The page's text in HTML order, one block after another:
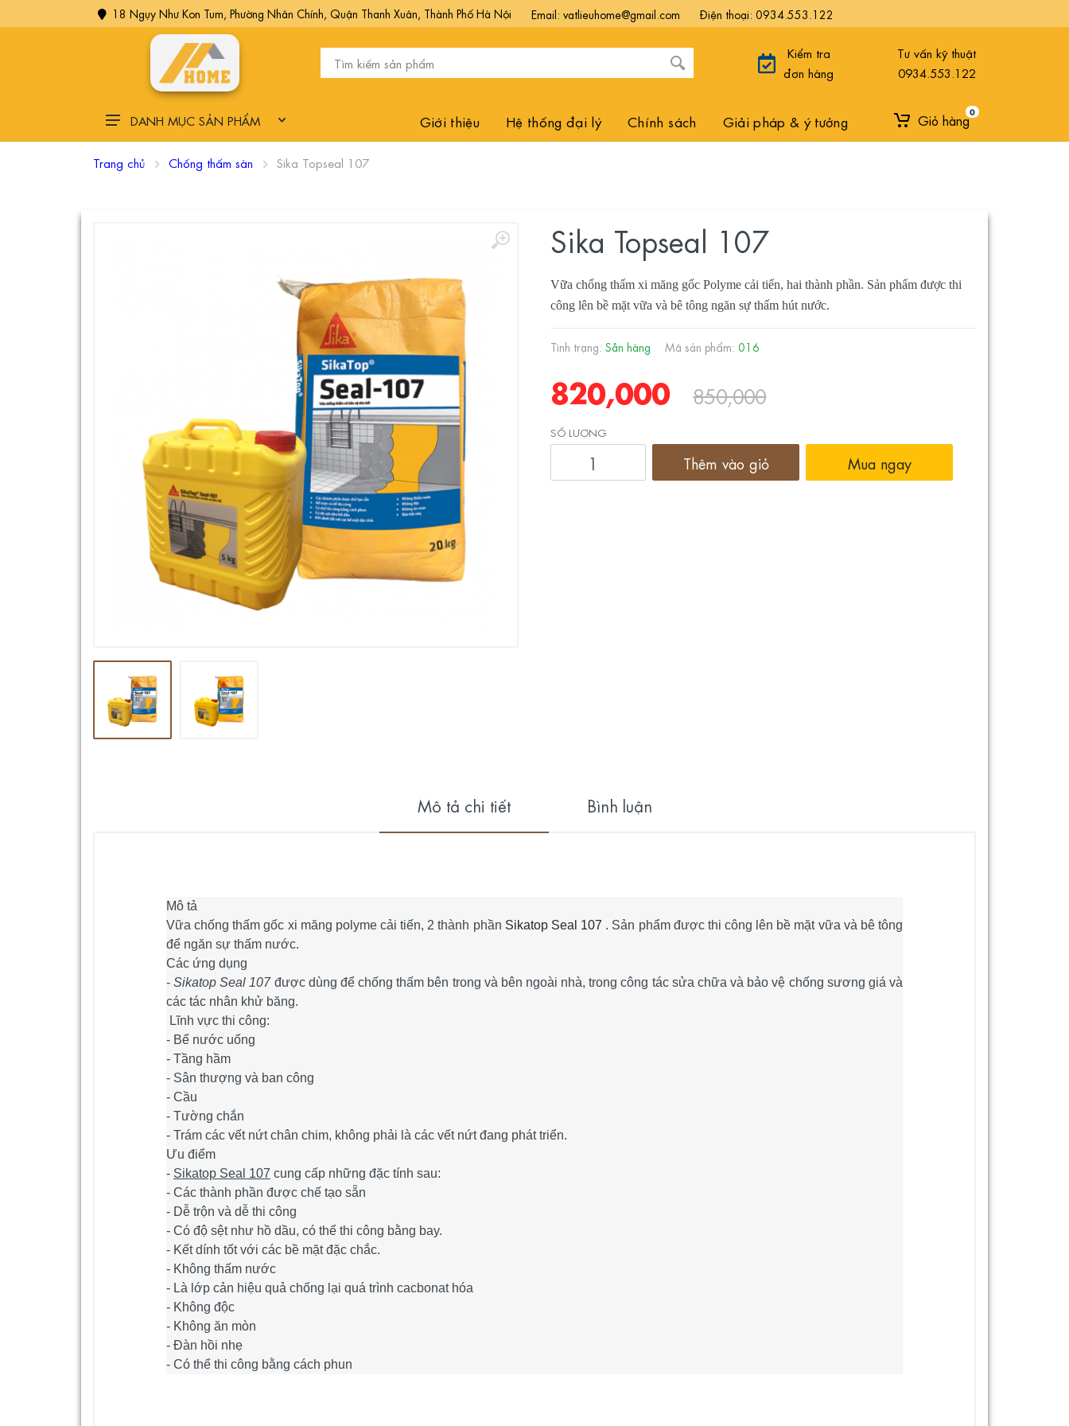
18 Ngụy Như Kon Tum, Phường Nhân Chính, Quận Thanh Xuân, Thành Phố Hà Nội Email: vatlieuhome@gmail.com Điện thoại: 0934.553.122
Kiểm tra
đơn hàng
Tư vấn kỹ thuật
0934.553.122
Chống Thấm
DANH MỤC SẢN PHẨM Giới thiệu Hệ thống đại lý Chính sách Giải pháp & ý tưởng Giỏ hàng
0
Trang chủ Chống thấm sàn Sika Topseal 107
Sika Topseal 107
Vữa chống thấm xi măng gốc Polyme cải tiến, hai thành phần. Sản phẩm được thi
công lên bề mặt vữa và bê tông ngăn sự thấm hút nước.
Tình trạng: Sẵn hàng Mã sản phẩm: 016
820,000 850,000
SỐ LƯỢNG
Thêm vào giỏ Mua ngay
Mô tả chi tiết Bình luận
Mô tả
Vữa chống thấm gốc xi măng polyme cải tiến, 2 thành phần Sikatop Seal 107 . Sản phẩm được thi công lên bề mặt vữa và bê tông
để ngăn sự thấm nước.
Các ứng dụng
-Sikatop Seal 107được dùng để chống thấm bên trong và bên ngoài nhà, trong công tác sửa chữa và bảo vệ chống sương giá và
các tác nhân khử băng.
Lĩnh vực thi công:
- Bể nước uống
- Tầng hầm
- Sân thượng và ban công
- Cầu
- Tường chắn
- Trám các vết nứt chân chim, không phải là các vết nứt đang phát triển.
Ưu điểm
- Sikatop Seal 107 cung cấp những đặc tính sau:
- Các thành phần được chế tạo sẵn
- Dễ trộn và dễ thi công
- Có độ sệt như hồ dầu, có thể thi công bằng bay.
- Kết dính tốt với các bề mặt đặc chắc.
- Không thấm nước
- Là lớp cản hiệu quả chống lại quá trình cacbonat hóa
- Không độc
- Không ăn mòn
- Đàn hồi nhẹ
- Có thể thi công bằng cách phun